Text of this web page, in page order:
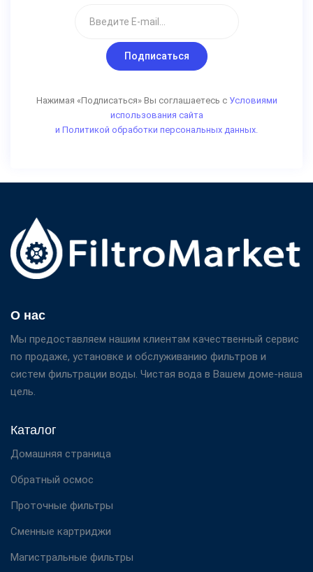
Подписаться
Нажимая «Подписаться» Вы соглашаетесь с Условиями
использования сайта
и Политикой обработки персональных данных.
О нас
Мы предоставляем нашим клиентам качественный сервис
по продаже, установке и обслуживанию фильтров и
систем фильтрации воды. Чистая вода в Вашем доме-наша
цель.
Каталог
Домашняя страница
Обратный осмос
Проточные фильтры
Сменные картриджи
Магистральные фильтры